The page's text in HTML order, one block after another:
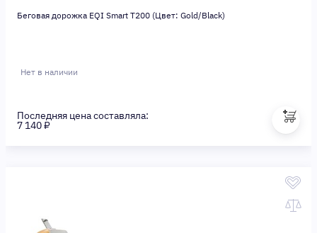
Беговая дорожка EQI Smart T200 (Цвет: Gold/Black)
Нет в наличии
Последняя цена составляла:
7 140 ₽